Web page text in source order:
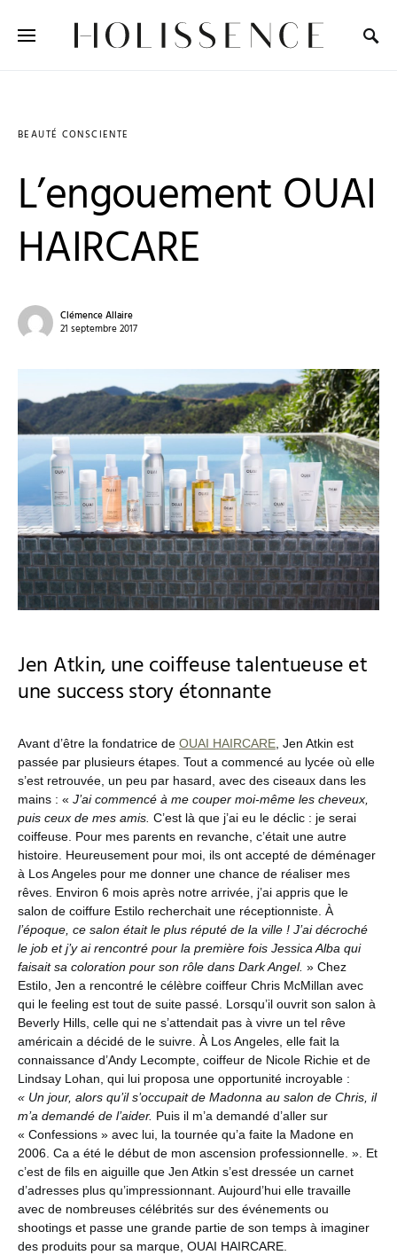
BEAUTÉ CONSCIENTE
L’engouement OUAI
HAIRCARE
Clémence Allaire
21 septembre 2017
Jen Atkin, une coiffeuse talentueuse et
une success story étonnante
Avant d’être la fondatrice de OUAI HAIRCARE , Jen Atkin est
passée par plusieurs étapes. Tout a commencé au lycée où elle
s’est retrouvée, un peu par hasard, avec des ciseaux dans les
mains : « J’ai commencé à me couper moi-même les cheveux,
puis ceux de mes amis. C’est là que j’ai eu le déclic : je serai
coiffeuse. Pour mes parents en revanche, c’était une autre
histoire. Heureusement pour moi, ils ont accepté de déménager
à Los Angeles pour me donner une chance de réaliser mes
rêves. Environ 6 mois après notre arrivée, j’ai appris que le
salon de coiffure Estilo recherchait une réceptionniste. À
l’époque, ce salon était le plus réputé de la ville ! J’ai décroché
le job et j’y ai rencontré pour la première fois Jessica Alba qui
faisait sa coloration pour son rôle dans Dark Angel. » Chez
Estilo, Jen a rencontré le célèbre coiffeur Chris McMillan avec
qui le feeling est tout de suite passé. Lorsqu’il ouvrit son salon à
Beverly Hills, celle qui ne s’attendait pas à vivre un tel rêve
américain a décidé de le suivre. À Los Angeles, elle fait la
connaissance d’Andy Lecompte, coiffeur de Nicole Richie et de
Lindsay Lohan, qui lui proposa une opportunité incroyable :
« Un jour, alors qu’il s’occupait de Madonna au salon de Chris, il
m’a demandé de l’aider. Puis il m’a demandé d’aller sur
« Confessions » avec lui, la tournée qu’a faite la Madone en
2006. Ca a été le début de mon ascension professionnelle. ». Et
c’est de fils en aiguille que Jen Atkin s’est dressée un carnet
d’adresses plus qu’impressionnant. Aujourd’hui elle travaille
avec de nombreuses célébrités sur des événements ou
shootings et passe une grande partie de son temps à imaginer
des produits pour sa marque, OUAI HAIRCARE.